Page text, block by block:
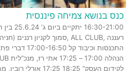
כנס בנושא צמיחה פיננסית
התכנסות
לקידום העסק” 18:25